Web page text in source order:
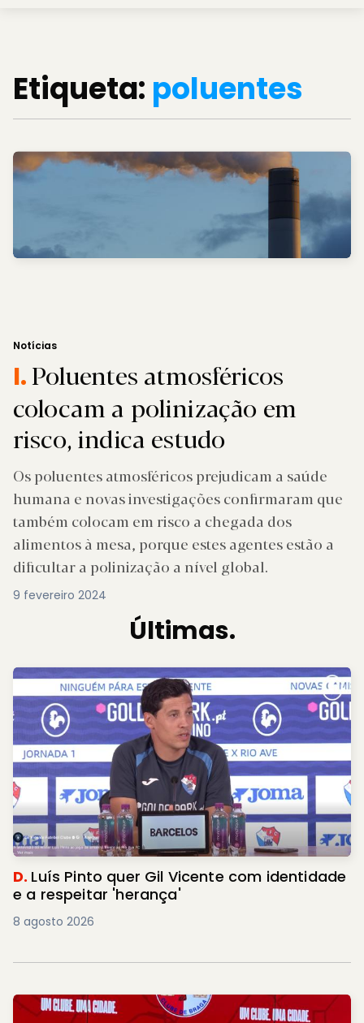
Etiqueta: poluentes
Notícias
I.Poluentes atmosféricos
colocam a polinização em
risco, indica estudo
Os poluentes atmosféricos prejudicam a saúde
humana e novas investigações confirmaram que
também colocam em risco a chegada dos
alimentos à mesa, porque estes agentes estão a
dificultar a polinização a nível global.
9 fevereiro 2024
Últimas.
D. Luís Pinto quer Gil Vicente com identidade
e a respeitar 'herança'
8 agosto 2026